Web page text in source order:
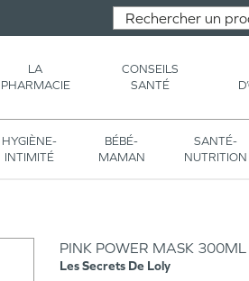
LA
PHARMACIE
CONSEILS
SANTÉ
HYGIÈNE-
INTIMITÉ
BÉBÉ-
MAMAN
SANTÉ-
NUTRITION
PINK POWER MASK 300ML
Les Secrets De Loly